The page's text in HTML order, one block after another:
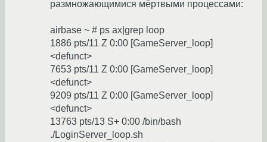
размножающимися мёртвыми процессами:
airbase ~ # ps ax|grep loop
1886 pts/11 Z 0:00 [GameServer_loop]
<defunct>
7653 pts/11 Z 0:00 [GameServer_loop]
<defunct>
9209 pts/11 Z 0:00 [GameServer_loop]
<defunct>
13763 pts/13 S+ 0:00 /bin/bash
./LoginServer_loop.sh